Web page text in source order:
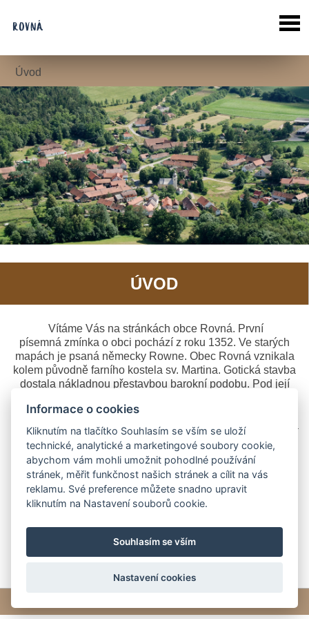
Úvod
ÚVOD
Vítáme Vás na stránkách obce Rovná. První
písemná zmínka o obci pochází z roku 1352. Ve starých
mapách je psaná německy Rowne. Obec Rovná vznikala
kolem původně farního kostela sv. Martina. Gotická stavba
dostala nákladnou přestavbou barokní podobu. Pod její
zvon Svatý Martin vyrobený r. 1471 a zvon Svatý Matěj
vyrobený roku 1746. Zvon Svatý Martin je nejstarší zvon na
okrese Pelhřimov, který stále slouží svému účelu. Obec
Rovná byla na přelomu 50. a 60. let připojena k 2 kilometry
vzdálené obci Hořepník, od níž se v roce 1992 znovu
osamostatnila. Navždy už ale ztratila např. knihovní fond,
který v důsledku spojení připadl Hořepníku.
Obec Rovná má 60 obyvatel, rozlohu 430 ha.
Informace o cookies
Kliknutím na tlačítko Souhlasím se vším se uloží
technické, analytické a marketingové soubory cookie,
abychom vám mohli umožnit pohodlné používání
stránek, měřit funkčnost našich stránek a cílit na vás
reklamu. Své preference můžete snadno upravit
kliknutím na Nastavení souborů cookie.
Souhlasím se vším
Nastavení cookies